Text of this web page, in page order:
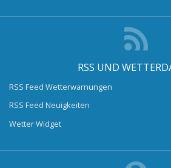
RSS UND
RSS Feed Wetterwarnungen
RSS Feed Neuigkeiten
Wetter Widget